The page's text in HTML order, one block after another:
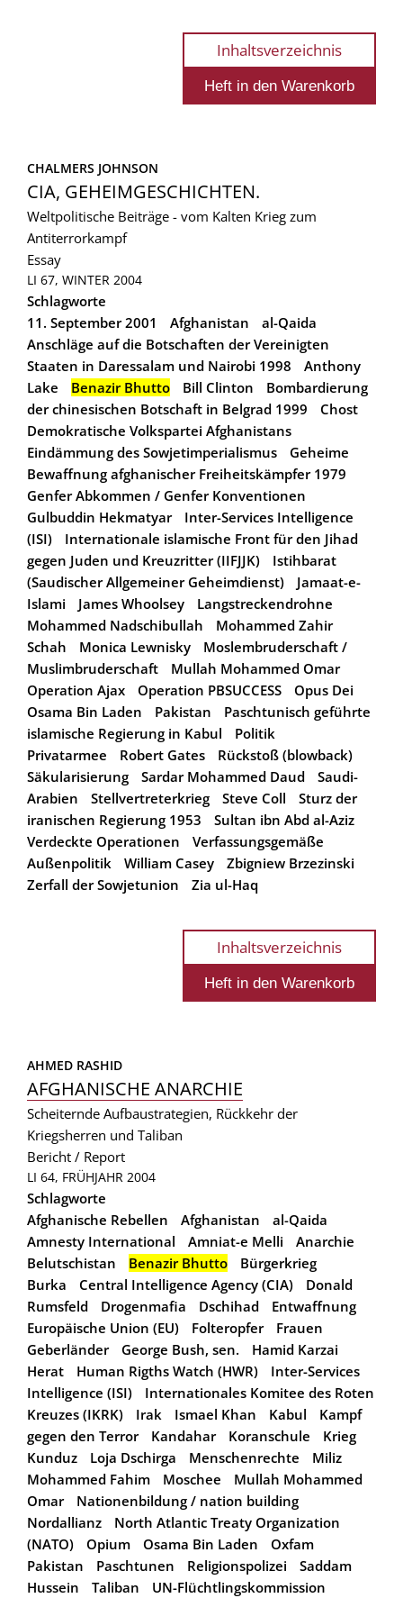
Inhaltsverzeichnis
CHALMERS JOHNSON
CIA, GEHEIMGESCHICHTEN.
Weltpolitische Beiträge - vom Kalten Krieg zum
Antiterrorkampf
Essay
LI 67, WINTER 2004
Schlagworte
11. September 2001
Afghanistan
al-Qaida
Anschläge auf die Botschaften der Vereinigten
Staaten in Daressalam und Nairobi 1998
Anthony
Lake
Benazir Bhutto Bill Clinton
Bombardierung
der chinesischen Botschaft in Belgrad 1999
Chost
Demokratische Volkspartei Afghanistans
Eindämmung des Sowjetimperialismus
Geheime
Bewaffnung afghanischer Freiheitskämpfer 1979
Genfer Abkommen / Genfer Konventionen
Gulbuddin Hekmatyar
Inter-Services Intelligence
(ISI)
Internationale islamische Front für den Jihad
gegen Juden und Kreuzritter (IIFJJK)
Istihbarat
(Saudischer Allgemeiner Geheimdienst)
Jamaat-e-
Islami
James Whoolsey
Langstreckendrohne
Mohammed Nadschibullah
Mohammed Zahir
Schah
Monica Lewnisky
Moslembruderschaft /
Muslimbruderschaft
Mullah Mohammed Omar
Operation Ajax
Operation PBSUCCESS
Opus Dei
Osama Bin Laden
Pakistan
Paschtunisch geführte
islamische Regierung in Kabul
Politik
Privatarmee
Robert Gates
Rückstoß (blowback)
Säkularisierung
Sardar Mohammed Daud
Saudi-
Arabien
Stellvertreterkrieg Steve Coll
Sturz der
iranischen Regierung 1953
Sultan ibn Abd al-Aziz
Verdeckte Operationen
Verfassungsgemäße
Außenpolitik
William Casey
Zbigniew Brzezinski
Zerfall der Sowjetunion
Zia ul-Haq
Inhaltsverzeichnis
AHMED RASHID
AFGHANISCHE ANARCHIE
Scheiternde Aufbaustrategien, Rückkehr der
Kriegsherren und Taliban
Bericht / Report
LI 64, FRÜHJAHR 2004
Schlagworte
Afghanische Rebellen
Afghanistan
al-Qaida
Amnesty International
Amniat-e Melli
Anarchie
Belutschistan
Benazir Bhutto
Bürgerkrieg
Burka
Central Intelligence Agency (CIA)
Donald
Rumsfeld
Drogenmafia Dschihad
Entwaffnung
Europäische Union (EU)
Folteropfer
Frauen
Geberländer
George Bush, sen.
Hamid Karzai
Herat
Human Rigths Watch (HWR)
Inter-Services
Intelligence (ISI)
Internationales Komitee des Roten
Kreuzes (IKRK)
Irak Ismael Khan Kabul
Kampf
gegen den Terror
Kandahar Koranschule
Krieg
Kunduz
Loja Dschirga Menschenrechte
Miliz
Mohammed Fahim
Moschee
Mullah Mohammed
Omar
Nationenbildung / nation building
Nordallianz
North Atlantic Treaty Organization
(NATO)
Opium Osama Bin Laden
Oxfam
Pakistan
Paschtunen Religionspolizei
Saddam
Hussein
Taliban
UN-Flüchtlingskommission